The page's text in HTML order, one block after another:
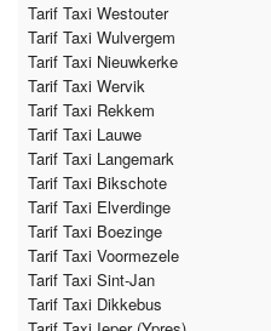
Tarif Taxi Westouter
Tarif Taxi Wulvergem
Tarif Taxi Nieuwkerke
Tarif Taxi Wervik
Tarif Taxi Rekkem
Tarif Taxi Lauwe
Tarif Taxi Langemark
Tarif Taxi Bikschote
Tarif Taxi Elverdinge
Tarif Taxi Boezinge
Tarif Taxi Voormezele
Tarif Taxi Sint-Jan
Tarif Taxi Dikkebus